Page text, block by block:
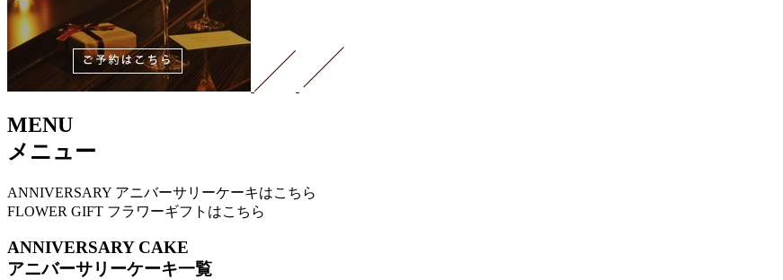
MENU
メニュー
ANNIVERSARY アニバーサリーケーキはこちら
FLOWER GIFT フラワーギフトはこちら
ANNIVERSARY CAKE
アニバーサリーケーキ一覧